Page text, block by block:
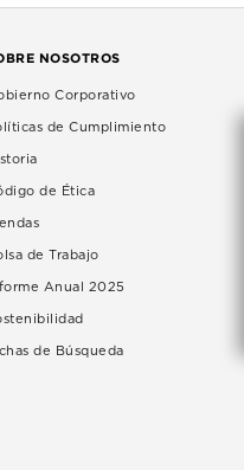
NOSOTROS
Corporativo
de Cumplimiento
de Ética
de Trabajo
Anual 2025
de Búsqueda